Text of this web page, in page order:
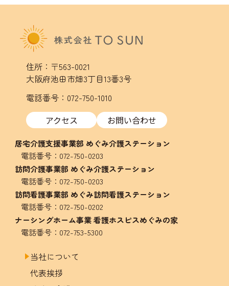
住所：〒563-0021
大阪府池田市畑3丁目13番3号
電話番号：072-750-1010
アクセス
お問い合わせ
居宅介護支援事業部 めぐみ介護ステーション
電話番号： 072-750-0203
訪問介護事業部 めぐみ介護ステーション
電話番号： 072-750-0203
訪問看護事業部 めぐみ訪問看護ステーション
電話番号： 072-750-0202
ナーシングホーム事業 看護ホスピスめぐみの家
電話番号： 072-753-5300
当社について
代表挨拶